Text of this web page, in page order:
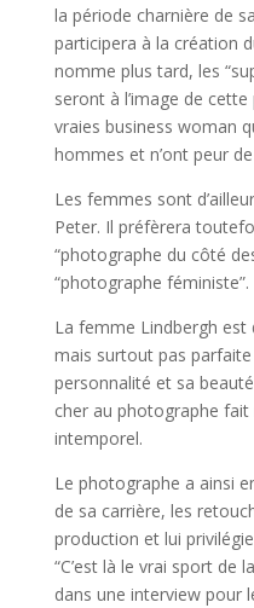
la période charnière de
participera à la création
nomme plus tard, les
seront à l’image de
vraies business woman
hommes et n’ont peur
Les femmes sont
Peter. Il préfèrera
“photographe du côté
“photographe féministe”.
La femme Lindbergh est
mais surtout pas parfaite
personnalité et sa
cher au photographe
intemporel.
Le photographe a ainsi
de sa carrière, les
production et lui
“C’est là le vrai sport de
dans une interview pour